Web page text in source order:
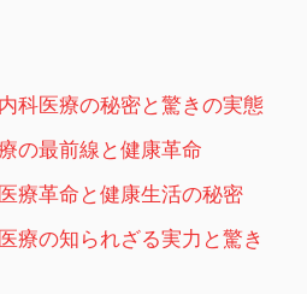
科医療の秘密と驚きの実態
の最前線と健康革命
療革命と健康生活の秘密
療の知られざる実力と驚き